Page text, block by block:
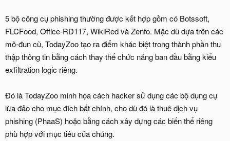
5 bộ công cụ phishing thường được kết hợp gồm có Botssoft,
FLCFood, Office-RD117, WikiRed và Zenfo. Mặc dù dựa trên các
mô-đun cũ, TodayZoo tạo ra điểm khác biệt trong thành phần thu
thập thông tin bằng cách thay thế chức năng ban đầu bằng kiểu
exfiltration logic riêng.
Đó là TodayZoo minh họa cách hacker sử dụng các bộ dụng cụ
lừa đảo cho mục đích bất chính, cho dù đó là thuê dịch vụ
phishing (PhaaS) hoặc bằng cách xây dựng các biến thể riêng
phù hợp với mục tiêu của chúng.